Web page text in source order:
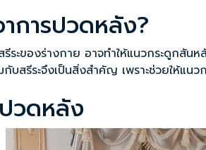
การปวดหลัง?
ระของร่างกาย อาจทำให้แนวกระดูกสั
กับสรีระจึงเป็นสิ่งสำคัญ เพราะช่วยให้
วดหลัง